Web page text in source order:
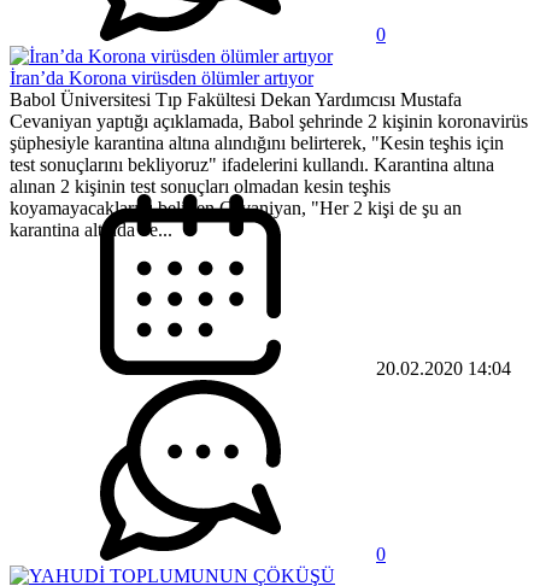
0
İran’da Korona virüsden ölümler artıyor
Babol Üniversitesi Tıp Fakültesi Dekan Yardımcısı Mustafa
Cevaniyan yaptığı açıklamada, Babol şehrinde 2 kişinin koronavirüs
şüphesiyle karantina altına alındığını belirterek, "Kesin teşhis için
test sonuçlarını bekliyoruz" ifadelerini kullandı. Karantina altına
alınan 2 kişinin test sonuçları olmadan kesin teşhis
koyamayacaklarını belirten Cevaniyan, "Her 2 kişi de şu an
karantina altında ve...
20.02.2020 14:04
0